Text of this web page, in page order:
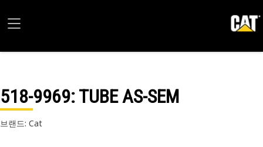
518-9969: TUBE AS-SEM
브랜드: Cat